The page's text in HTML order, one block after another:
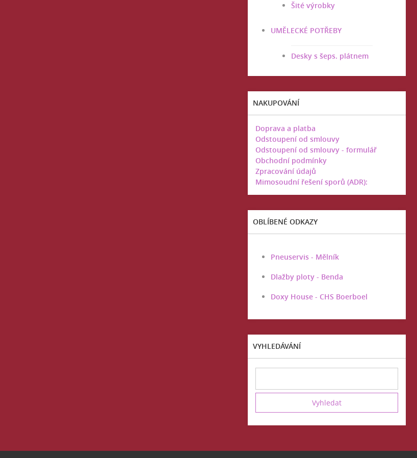
Šité výrobky
UMĚLECKÉ POTŘEBY
Desky s šeps. plátnem
NAKUPOVÁNÍ
Doprava a platba
Odstoupení od smlouvy
Odstoupení od smlouvy - formulář
Obchodní podmínky
Zpracování údajů
Mimosoudní řešení sporů (ADR):
OBLÍBENÉ ODKAZY
Pneuservis - Mělník
Dlažby ploty - Benda
Doxy House - CHS Boerboel
VYHLEDÁVÁNÍ